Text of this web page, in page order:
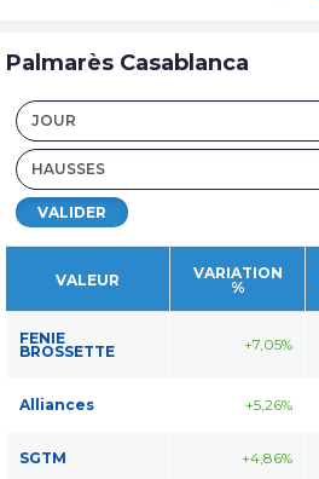
Palmarès Casablanca
JOUR
HAUSSES
VALIDER
VALEUR
VARIATION
%
FENIE
BROSSETTE +7,05%
Alliances +5,26%
SGTM +4,86%